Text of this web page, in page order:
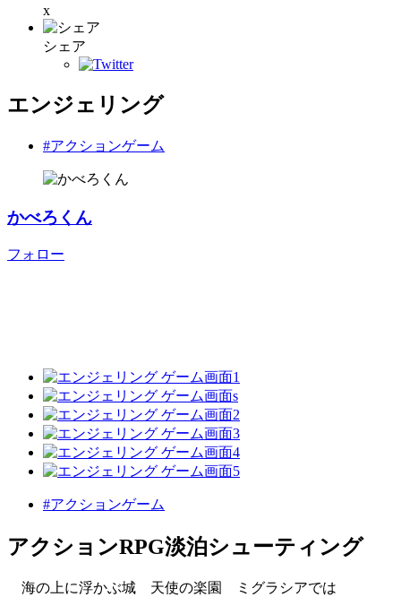
x
シェア
エンジェリング
#アクションゲーム
かべろくん
フォロー
#アクションゲーム
アクションRPG淡泊シューティング
海の上に浮かぶ城 天使の楽園 ミグラシアでは